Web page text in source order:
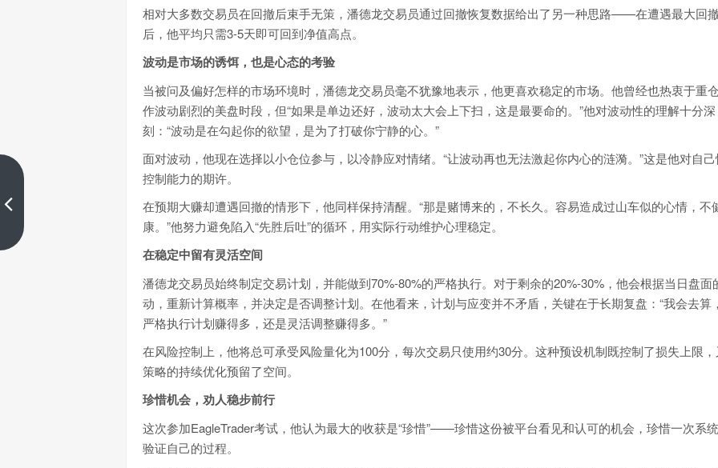
是市场太难，还是你还没建立“交
易一致性”?
上一篇
相对大多数交易员在回撤后束手无策，潘德龙交易员通过回撤恢复数据给出了另一种思路——在遭遇最大回
后，他平均只需3-5天即可回到净值高点。
波动是市场的诱饵，也是心态的考验
当被问及偏好怎样的市场环境时，潘德龙交易员毫不犹豫地表示，他更喜欢稳定的市场。他曾经也热衷于重
作波动剧烈的美盘时段，但“如果是单边还好，波动太大会上下扫，这是最要命的。”他对波动性的理解十分深
刻：“波动是在勾起你的欲望，是为了打破你宁静的心。”
面对波动，他现在选择以小仓位参与，以冷静应对情绪。“让波动再也无法激起你内心的涟漪。”这是他对自
控制能力的期许。
在预期大赚却遭遇回撤的情形下，他同样保持清醒。“那是赌博来的，不长久。容易造成过山车似的心情，不
康。”他努力避免陷入“先胜后吐”的循环，用实际行动维护心理稳定。
在稳定中留有灵活空间
潘德龙交易员始终制定交易计划，并能做到70%-80%的严格执行。对于剩余的20%-30%，他会根据当日盘面
动，重新计算概率，并决定是否调整计划。在他看来，计划与应变并不矛盾，关键在于长期复盘：“我会去算
严格执行计划赚得多，还是灵活调整赚得多。”
在风险控制上，他将总可承受风险量化为100分，每次交易只使用约30分。这种预设机制既控制了损失上限
策略的持续优化预留了空间。
珍惜机会，劝人稳步前行
这次参加EagleTrader考试，他认为最大的收获是“珍惜”——珍惜这份被平台看见和认可的机会，珍惜一次系
验证自己的过程。